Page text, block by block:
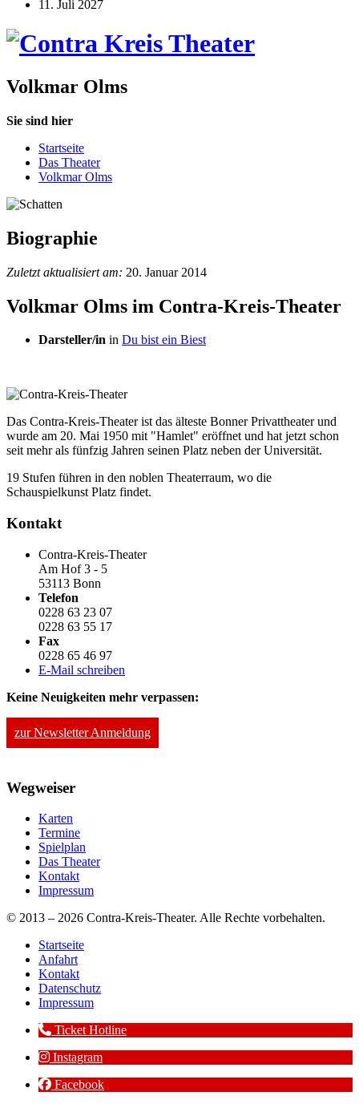
11. Juli 2027
Volkmar Olms
Sie sind hier
Startseite
Das Theater
Volkmar Olms
Biographie
Zuletzt aktualisiert am: 20. Januar 2014
Volkmar Olms im Contra-Kreis-Theater
Darsteller/in in Du bist ein Biest
Das Contra-Kreis-Theater ist das älteste Bonner Privattheater und
wurde am 20. Mai 1950 mit "Hamlet" eröffnet und hat jetzt schon
seit mehr als fünfzig Jahren seinen Platz neben der Universität.
19 Stufen führen in den noblen Theaterraum, wo die
Schauspielkunst Platz findet.
Kontakt
Contra-Kreis-Theater
Am Hof 3 - 5
53113 Bonn
Telefon
0228 63 23 07
0228 63 55 17
Fax
0228 65 46 97
E-Mail schreiben
Keine Neuigkeiten mehr verpassen:
zur Newsletter Anmeldung
Wegweiser
Karten
Termine
Spielplan
Das Theater
Kontakt
Impressum
© 2013 – 2026 Contra-Kreis-Theater. Alle Rechte vorbehalten.
Startseite
Anfahrt
Kontakt
Datenschutz
Impressum
Ticket Hotline
Instagram
Facebook